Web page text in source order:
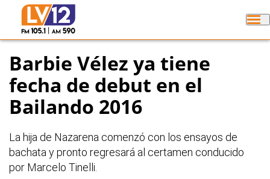
Barbie Vélez ya tiene
fecha de debut en el
Bailando 2016
La hija de Nazarena comenzó con los ensayos de
bachata y pronto regresará al certamen conducido
por Marcelo Tinelli.